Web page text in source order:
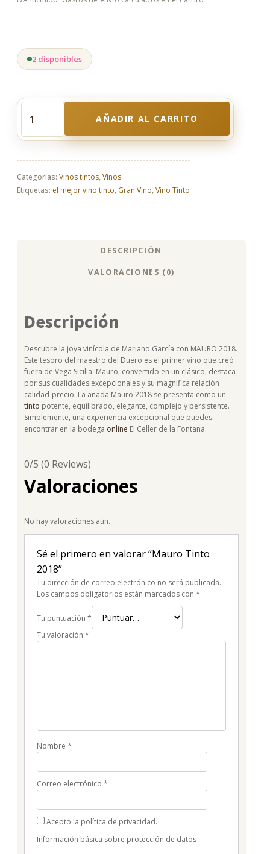
2 disponibles
Tinto
cantidad
AÑADIR AL CARRITO
Categorías: Vinos tintos,Vinos
Etiquetas: el mejor vino tinto, Gran Vino,Vino Tinto
DESCRIPCIÓN
VALORACIONES (0)
Descripción
Descubre la joya vinícola de Mariano García con MAURO 2018.
Este tesoro del maestro del Duero es el primer vino que creó
fuera de Vega Sicilia. Mauro, convertido en un clásico, destaca
por sus cualidades excepcionales y su magnífica relación
calidad-precio. La añada Mauro 2018 se presenta como un
tinto potente, equilibrado, elegante, complejo y persistente.
Simplemente, una experiencia excepcional que puedes
encontrar en la bodega online El Celler de la Fontana.
0/5 (0 Reviews)
Valoraciones
No hay valoraciones aún.
Sé el primero en valorar “Mauro Tinto
2018”
Tu dirección de correo electrónico no será publicada.
Los campos obligatorios están marcados con *
Tu puntuación *
Tu valoración *
Nombre *
Correo electrónico *
Acepto la política de privacidad.
Información básica sobre protección de datos